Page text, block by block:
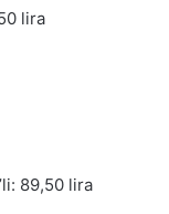
lira
89,50 lira